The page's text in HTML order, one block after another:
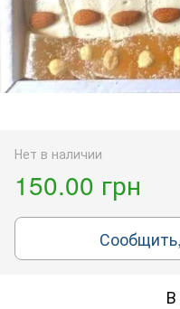
Нет в наличии
150.00 грн